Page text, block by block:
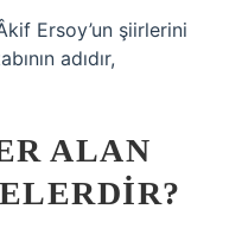
Ersoy’un şiirlerini
adıdır,
ALAN